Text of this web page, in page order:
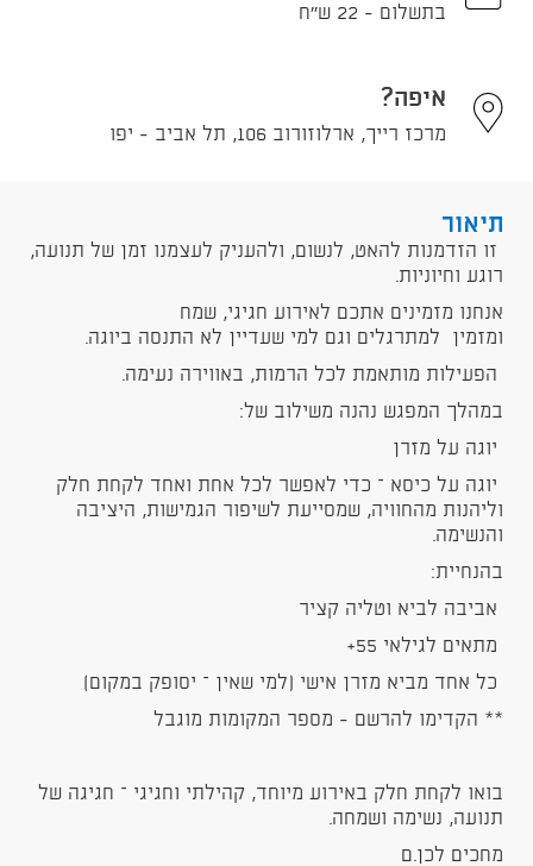
בתשלום - 22 ש''ח
איפה?
מרכז רייך, ארלוזורוב 106, תל אביב - יפו
תיאור
זו הזדמנות להאט, לנשום, ולהעניק לעצמנו זמן של תנועה,
רוגע וחיוניות.
אנחנו מזמינים אתכם לאירוע חגיגי, שמח
ומזמין למתרגלים וגם למי שעדיין לא התנסה ביוגה.
הפעילות מותאמת לכל הרמות, באווירה נעימה.
במהלך המפגש נהנה משילוב של:
יוגה על מזרן
יוגה על כיסא – כדי לאפשר לכל אחת ואחד לקחת חלק
וליהנות מהחוויה, שמסייעת לשיפור הגמישות, היציבה
והנשימה.
בהנחיית:
אביבה לביא וטליה קציר
מתאים לגילאי 55+
כל אחד מביא מזרן אישי (למי שאין – יסופק במקום)
** הקדימו להרשם - מספר המקומות מוגבל
בואו לקחת חלק באירוע מיוחד, קהילתי וחגיגי – חגיגה של
תנועה, נשימה ושמחה.
מחכים לכן.ם